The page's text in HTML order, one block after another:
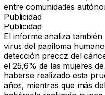
entre comunidades
Publicidad
Publicidad
El informe analiza también
virus del papiloma
detección precoz del
el 25,6% de las mujeres
haberse realizado esta
años, mientras que más